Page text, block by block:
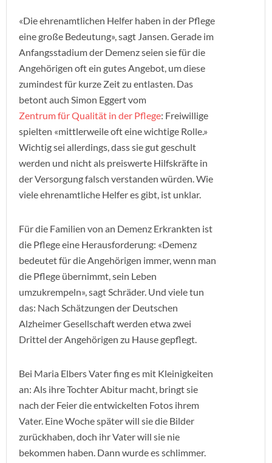
«Die ehrenamtlichen Helfer haben in der Pflege
eine große Bedeutung», sagt Jansen. Gerade im
Anfangsstadium der Demenz seien sie für die
Angehörigen oft ein gutes Angebot, um diese
zumindest für kurze Zeit zu entlasten. Das
betont auch Simon Eggert vom
Zentrum für Qualität in der Pflege: Freiwillige
spielten «mittlerweile oft eine wichtige Rolle.»
Wichtig sei allerdings, dass sie gut geschult
werden und nicht als preiswerte Hilfskräfte in
der Versorgung falsch verstanden würden. Wie
viele ehrenamtliche Helfer es gibt, ist unklar.
Für die Familien von an Demenz Erkrankten ist
die Pflege eine Herausforderung: «Demenz
bedeutet für die Angehörigen immer, wenn man
die Pflege übernimmt, sein Leben
umzukrempeln», sagt Schräder. Und viele tun
das: Nach Schätzungen der Deutschen
Alzheimer Gesellschaft werden etwa zwei
Drittel der Angehörigen zu Hause gepflegt.
Bei Maria Elbers Vater fing es mit Kleinigkeiten
an: Als ihre Tochter Abitur macht, bringt sie
nach der Feier die entwickelten Fotos ihrem
Vater. Eine Woche später will sie die Bilder
zurückhaben, doch ihr Vater will sie nie
bekommen haben. Dann wurde es schlimmer.